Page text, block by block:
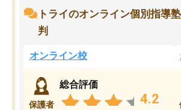
トライのオンライン個別指導
判
オンライン校
保護者
総合評価
4.2